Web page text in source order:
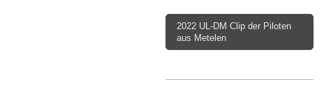
2022 UL-DM Clip der Piloten
aus Metelen